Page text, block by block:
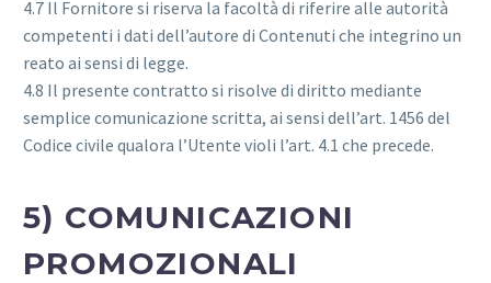
4.7 Il Fornitore si riserva la facoltà di riferire alle autorità
competenti i dati dell’autore di Contenuti che integrino un
reato ai sensi di legge.
4.8 Il presente contratto si risolve di diritto mediante
semplice comunicazione scritta, ai sensi dell’art. 1456 del
Codice civile qualora l’Utente violi l’art. 4.1 che precede.
5) COMUNICAZIONI
PROMOZIONALI